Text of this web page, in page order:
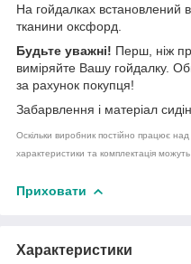
На гойдалках встановлений
тканини оксфорд.
Будьте уважні! Перш, ніж
виміряйте Вашу гойдалку.
за рахунок покупця!
Забарвлення і матеріал
Оскільки виробник постійно працює над
характеристики та комплектація можуть
Приховати
Характеристики